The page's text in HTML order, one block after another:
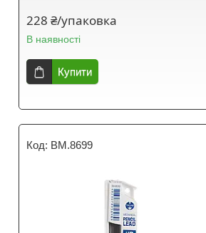
228 ₴/упаковка
В наявності
Купити
BM.8699